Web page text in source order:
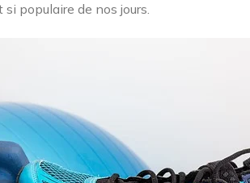
populaire de nos jours.